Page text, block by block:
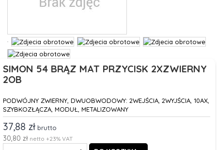
SIMON 54 BRĄZ MAT PRZYCISK 2XZWIERNY
2OB
PODWÓJNY ZWIERNY, DWUOBWODOWY: 2WEJŚCIA, 2WYJŚCIA, 10AX,
SZYBKOZŁĄCZA, MODUŁ, METALIZOWANY
37,88 zł brutto
30,80 zł netto +23% VAT